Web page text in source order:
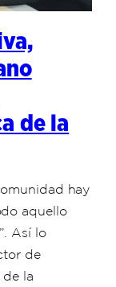
de la
hay
aquello
Así lo
de
de la